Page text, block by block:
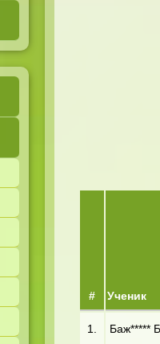
# Ученик
1. Баж*****